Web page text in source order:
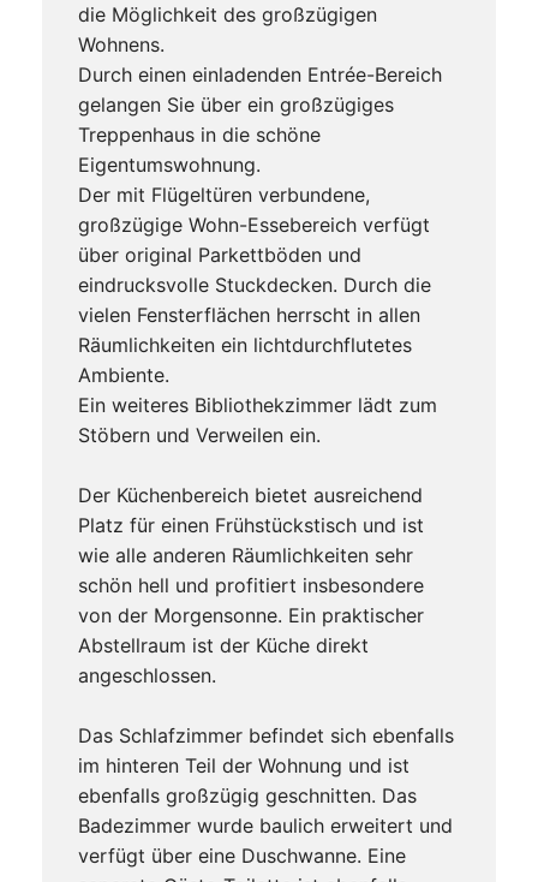
die Möglichkeit des großzügigen
Wohnens.
Durch einen einladenden Entrée-Bereich
gelangen Sie über ein großzügiges
Treppenhaus in die schöne
Eigentumswohnung.
Der mit Flügeltüren verbundene,
großzügige Wohn-Essebereich verfügt
über original Parkettböden und
eindrucksvolle Stuckdecken. Durch die
vielen Fensterflächen herrscht in allen
Räumlichkeiten ein lichtdurchflutetes
Ambiente.
Ein weiteres Bibliothekzimmer lädt zum
Stöbern und Verweilen ein.
Der Küchenbereich bietet ausreichend
Platz für einen Frühstückstisch und ist
wie alle anderen Räumlichkeiten sehr
schön hell und profitiert insbesondere
von der Morgensonne. Ein praktischer
Abstellraum ist der Küche direkt
angeschlossen.
Das Schlafzimmer befindet sich ebenfalls
im hinteren Teil der Wohnung und ist
ebenfalls großzügig geschnitten. Das
Badezimmer wurde baulich erweitert und
verfügt über eine Duschwanne. Eine